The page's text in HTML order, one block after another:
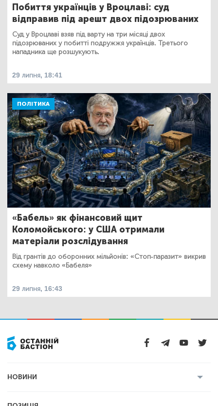
Побиття українців у Вроцлаві: суд
відправив під арешт двох підозрюваних
Суд у Вроцлаві взяв під варту на три місяці двох
підозрюваних у побитті подружжя українців. Третього
нападника ще розшукують.
29 липня, 18:41
ПОЛІТИКА
«Бабель» як фінансовий щит
Коломойського: у США отримали
матеріали розслідування
Від грантів до оборонних мільйонів: «Стоп-паразит» викрив
схему навколо «Бабеля»
29 липня, 16:43
НОВИНИ